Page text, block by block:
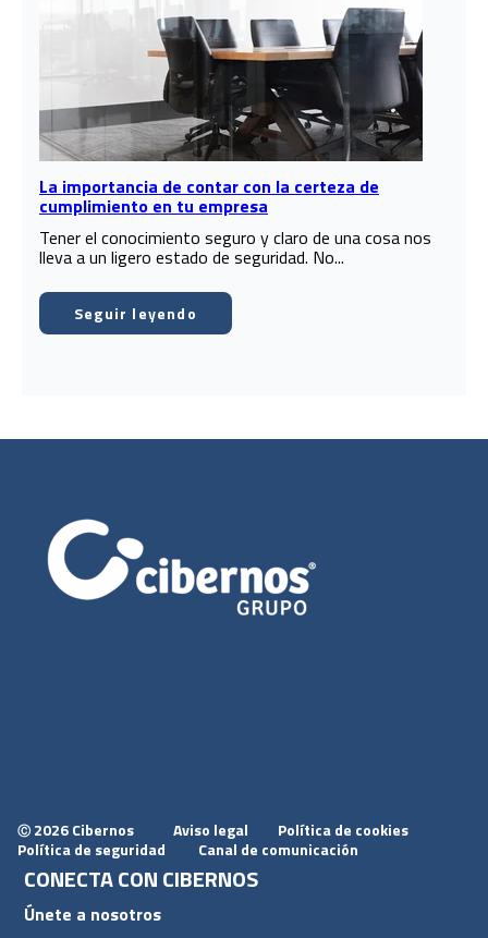
La importancia de contar con la certeza de
cumplimiento en tu empresa
Tener el conocimiento seguro y claro de una cosa nos
lleva a un ligero estado de seguridad. No...
Seguir leyendo
Ⓒ 2026 Cibernos Aviso legal
Política de cookies
Política de seguridad
Canal de comunicación
CONECTA CON CIBERNOS
Únete a nosotros